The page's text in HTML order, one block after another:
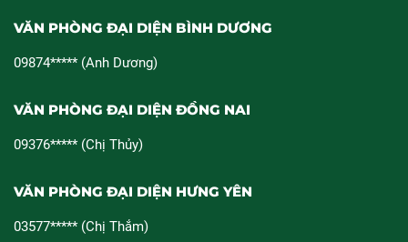
VĂN PHÒNG ĐẠI DIỆN BÌNH DƯƠNG
09874***** (Anh Dương)
VĂN PHÒNG ĐẠI DIỆN ĐỒNG NAI
09376***** (Chị Thủy)
VĂN PHÒNG ĐẠI DIỆN HƯNG YÊN
03577***** (Chị Thắm)